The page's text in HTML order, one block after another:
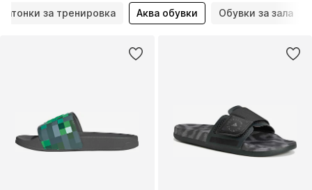
за тренировка
Аква обувки Обувки за зала